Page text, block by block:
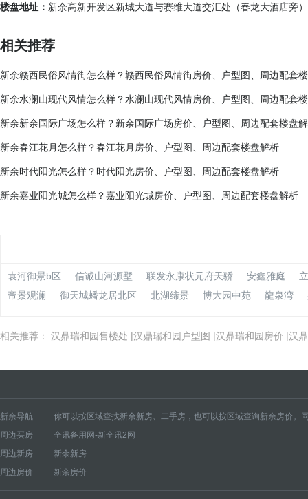
楼盘地址： 新余高新开发区新城大道与赛维大道交汇处（春龙大酒店旁）
相关推荐
新余赣西民俗风情街怎么样？赣西民俗风情街房价、户型图、周边配套
新余水澜山现代风情怎么样？水澜山现代风情房价、户型图、周边配套
新余新余国际广场怎么样？新余国际广场房价、户型图、周边配套楼盘
新余春江花月怎么样？春江花月房价、户型图、周边配套楼盘解析
新余时代阳光怎么样？时代阳光房价、户型图、周边配套楼盘解析
新余嘉业阳光城怎么样？嘉业阳光城房价、户型图、周边配套楼盘解析
袁河御景b区 信诚山河源墅 联发永康状元府天骄 安鑫雅庭
帝景观澜
御天城蟠龙居北区 北湖缔景 博大园中苑 龍泉湾
相关推荐： 汉鼎瑞和园售楼处 |汉鼎瑞和园户型图 |汉鼎瑞和园房价 |汉
新余导航 你可以按区域查找新余新房、二手房，也可以按区域查询新余房价。
新余新房 仙女湖风景名胜区新房
新余房价 仙女湖风景名胜区房价
周边买房
全讯备用网-新全讯2网
周边新房
新余新房
周边房价
新余房价